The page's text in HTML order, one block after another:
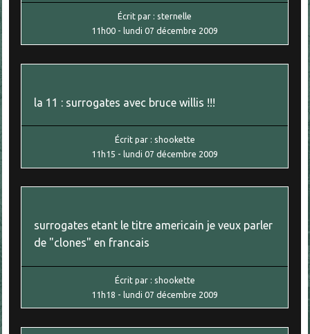
Écrit par : sternelle
11h00 - lundi 07 décembre 2009
la 11 : surrogates avec bruce willis !!!
Écrit par : shookette
11h15 - lundi 07 décembre 2009
surrogates etant le titre americain je veux parler
de "clones" en francais
Écrit par : shookette
11h18 -lundi 07 décembre 2009